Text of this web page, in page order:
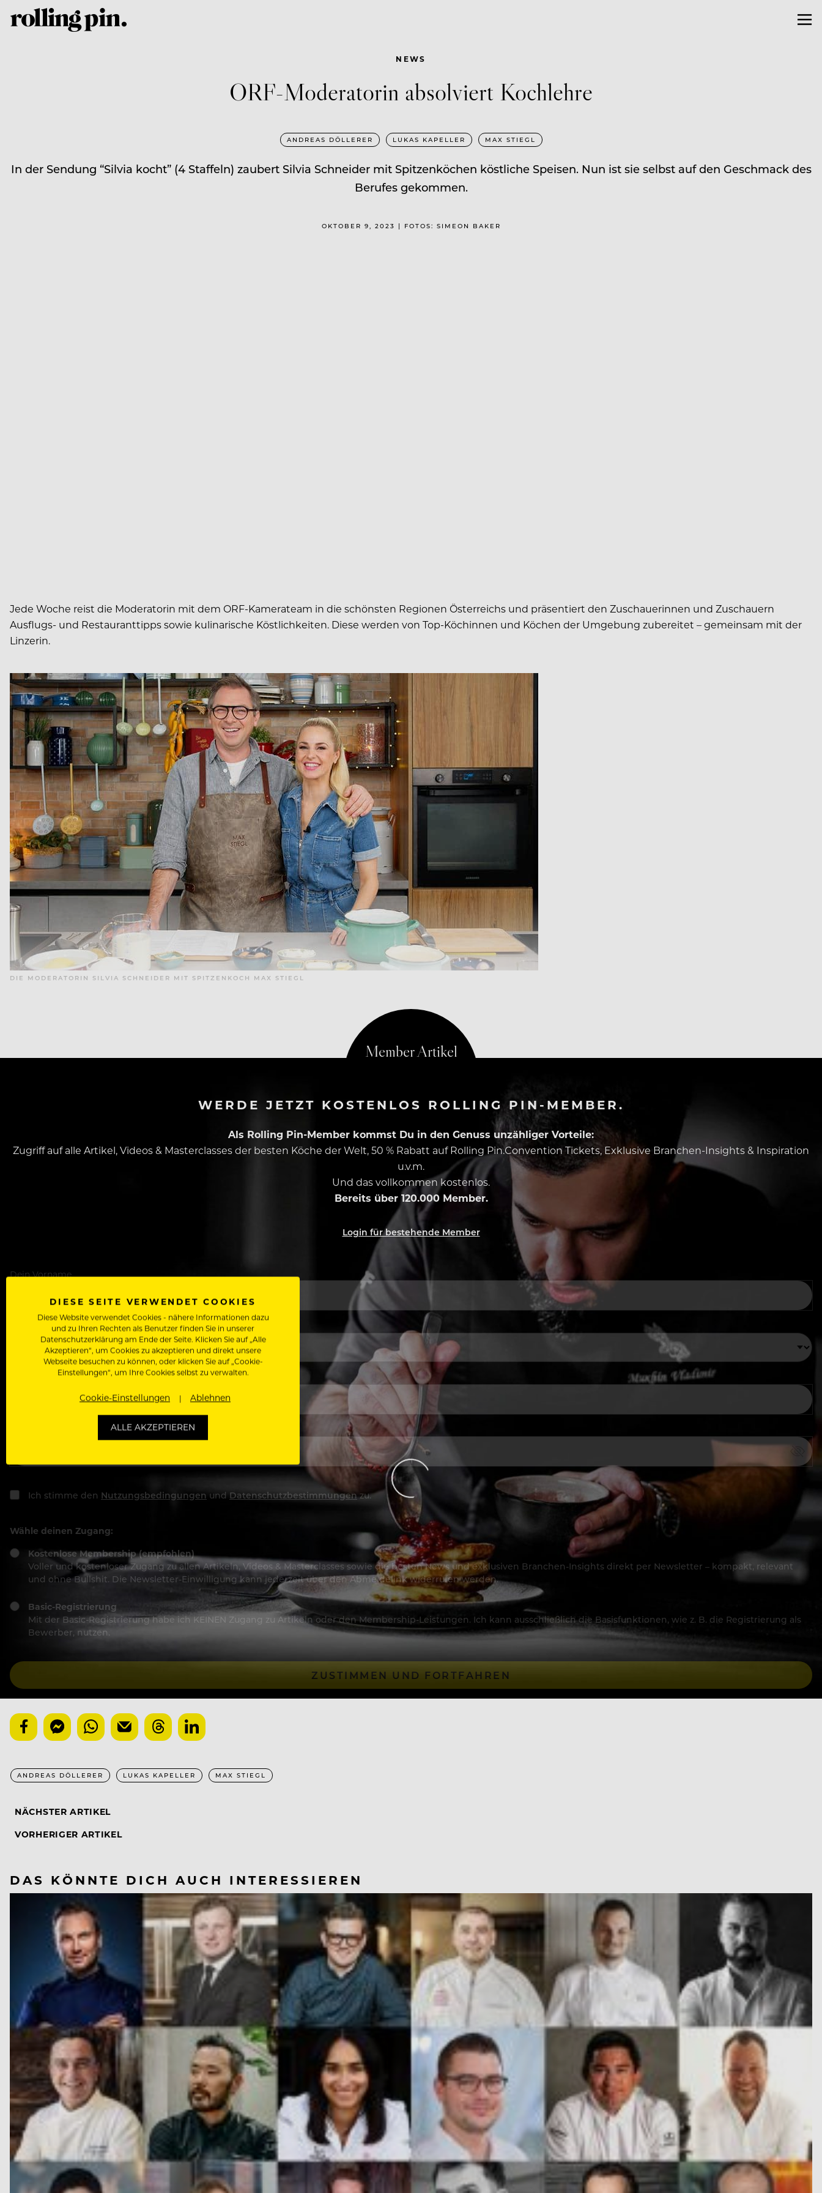
NEWS
ORF-Moderatorin absolviert Kochlehre
ANDREAS DÖLLERER LUKAS KAPELLER MAX STIEGL
In der Sendung “Silvia kocht” (4 Staffeln) zaubert Silvia Schneider mit Spitzenköchen köstliche Speisen. Nun ist sie selbst auf den Geschmack des
Berufes gekommen.
OKTOBER 9, 2023 | FOTOS: SIMEON BAKER
Jede Woche reist die Moderatorin mit dem ORF-Kamerateam in die schönsten Regionen Österreichs und präsentiert den Zuschauerinnen und Zuschauern
Ausflugs- und Restauranttipps sowie kulinarische Köstlichkeiten. Diese werden von Top-Köchinnen und Köchen der Umgebung zubereitet – gemeinsam mit der
Linzerin.
DIE MODERATORIN SILVIA SCHNEIDER MIT SPITZENKOCH MAX STIEGL
WERDE JETZT KOSTENLOS ROLLING PIN-MEMBER.
Als Rolling Pin-Member kommst Du in den Genuss unzähliger Vorteile:
Zugriff auf alle Artikel, Videos & Masterclasses der besten Köche der Welt, 50 % Rabatt auf Rolling Pin.Convention Tickets, Exklusive Branchen-Insights & Inspiration
u.v.m.
Und das vollkommen kostenlos.
Bereits über 120.000 Member.
Login für bestehende Member
Dein Vorname
In welchem Bereich arbeitest du
Deine E-Mail Adresse
Ich stimme den Nutzungsbedingungen und Datenschutzbestimmungenzu.
Wähle deinen Zugang:
Kostenlose Membership (empfohlen)
Voller und kostenloser Zugang zu allen Artikeln, Videos & Masterclasses sowie die besten News und exklusiven Branchen-Insights direkt per Newsletter – kompakt, relevant
und ohne Bullshit. Die Newsletter-Einwilligung kann jederzeit über den Abmeldelink widerrufen werden.
Basic-Registrierung
Mit der Basic-Registrierung habe ich KEINEN Zugang zu Artikeln oder den Membership-Leistungen. Ich kann ausschließlich die Basisfunktionen, wie z. B. die Registrierung als
Bewerber, nutzen.
ZUSTIMMEN UND FORTFAHREN
ANDREAS DÖLLERER LUKAS KAPELLER MAX STIEGL
NÄCHSTER ARTIKEL
VORHERIGER ARTIKEL
DAS KÖNNTE DICH AUCH INTERESSIEREN
DIESE SEITE VERWENDET COOKIES
Diese Website verwendet Cookies - nähere Informationen dazu
und zu Ihren Rechten als Benutzer finden Sie in unserer
Datenschutzerklärung am Ende der Seite. Klicken Sie auf „Alle
Akzeptieren“, um Cookies zu akzeptieren und direkt unsere
Webseite besuchen zu können, oder klicken Sie auf „Cookie-
Einstellungen“, um Ihre Cookies selbst zu verwalten.
Cookie-Einstellungen Ablehnen
ALLE AKZEPTIEREN